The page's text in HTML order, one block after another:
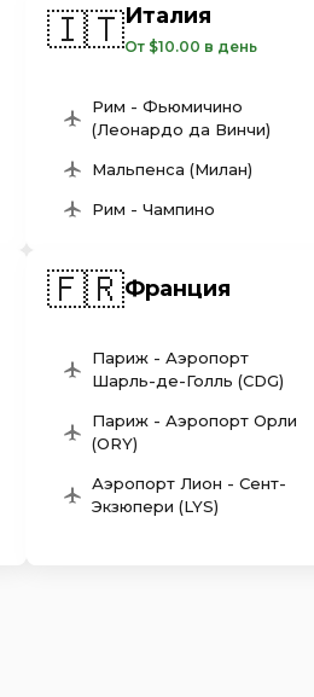
🇮🇹Италия
От $10.00 в день
Рим - Фьюмичино
(Леонардо да Винчи)
Мальпенса (Милан)
Рим - Чампино
🇫🇷Франция
Париж - Аэропорт
Шарль-де-Голль (CDG)
Париж - Аэропорт Орли
(ORY)
Аэропорт Лион - Сент-
Экзюпери (LYS)